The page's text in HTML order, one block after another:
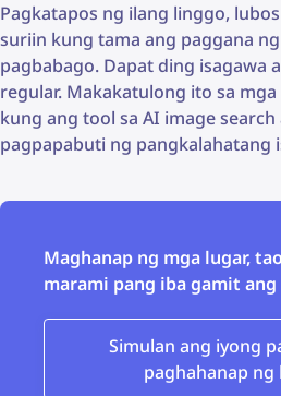
Pagkatapos ng ilang linggo,
suriin kung tama ang paggana
pagbabago. Dapat ding isagawa
regular. Makakatulong ito sa
kung ang tool sa AI image search
pagpapabuti ng pangkalahatang
Maghanap ng mga lugar,
marami pang iba gamit ang
Simulan ang iyong
paghahanap ng